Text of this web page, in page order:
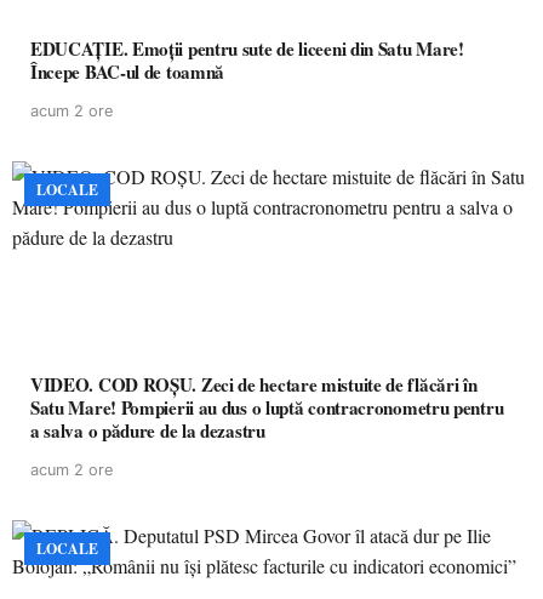
EDUCAȚIE. Emoții pentru sute de liceeni din Satu Mare!
Începe BAC-ul de toamnă
acum 2 ore
LOCALE
VIDEO. COD ROȘU. Zeci de hectare mistuite de flăcări în
Satu Mare! Pompierii au dus o luptă contracronometru pentru
a salva o pădure de la dezastru
acum 2 ore
LOCALE